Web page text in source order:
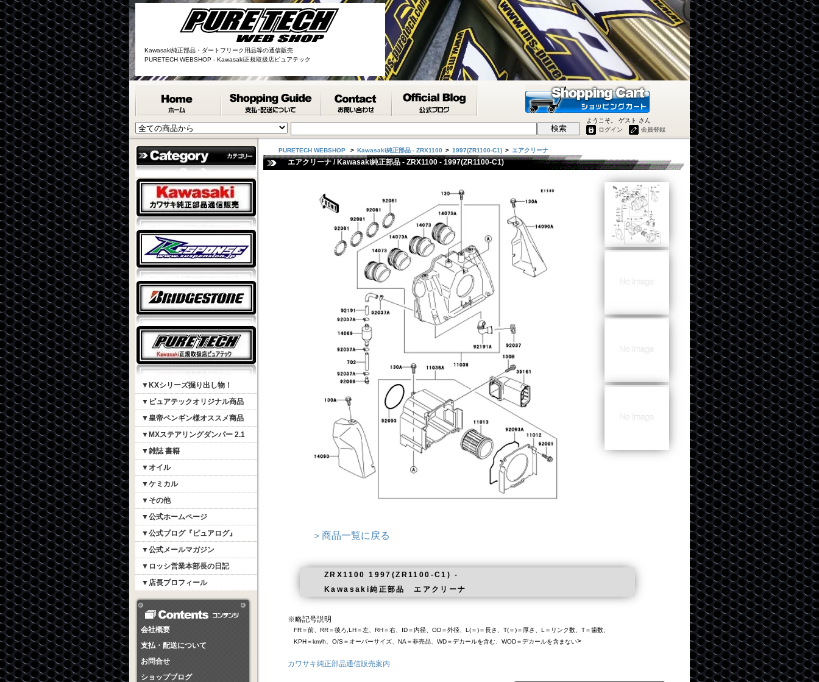
Kawasaki純正部品・ダートフリーク用品等の通信販売
PURETECH WEBSHOP - Kawasaki正規取扱店ピュアテック
検索
ようこそ。 ゲスト さん
ログイン
会員登録
▼KXシリーズ掘り出し物！
▼ピュアテックオリジナル商品
▼皇帝ペンギン様オススメ商品
▼MXステアリングダンパー 2.1
▼雑誌 書籍
▼オイル
▼ケミカル
▼その他
▼公式ホームページ
▼公式ブログ『ピュアログ』
▼公式メールマガジン
▼ロッシ営業本部長の日記
▼店長プロフィール
会社概要
支払・配送について
お問合せ
ショップブログ
PURETECH WEBSHOP > Kawasaki純正部品 - ZRX1100 > 1997(ZR1100-C1) > エアクリーナ
エアクリーナ / Kawasaki純正部品 - ZRX1100 - 1997(ZR1100-C1)
＞商品一覧に戻る
ZRX1100 1997(ZR1100-C1) -
Kawasaki純正部品 エアクリーナ
※略記号説明
FR＝前、RR＝後ろ,LH＝左、RH＝右、ID＝内径、OD＝外径、L(＝)＝長さ、T(＝)＝厚さ、L＝リンク数、T＝歯数、
KPH＝km/h、O/S＝オーバーサイズ、NA＝非売品、WD＝デカールを含む、WOD＝デカールを含まない>
カワサキ純正部品通信販売案内